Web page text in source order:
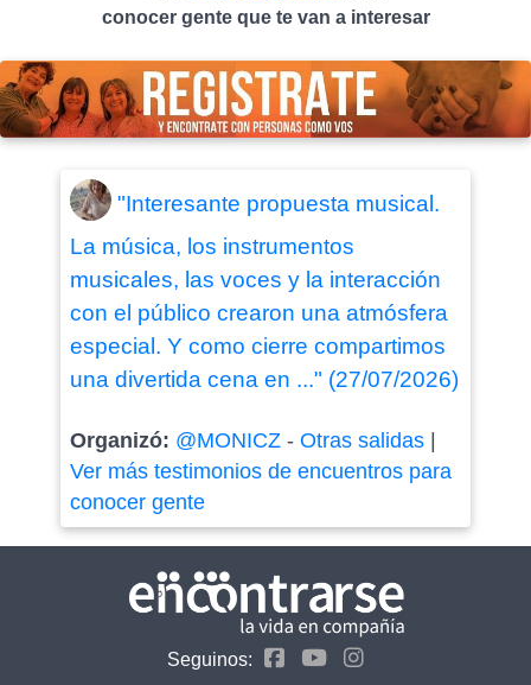
conocer gente que te van a interesar
"Interesante propuesta musical.
La música, los instrumentos
musicales, las voces y la interacción
con el público crearon una atmósfera
especial. Y como cierre compartimos
una divertida cena en ..." (27/07/2026)
Organizó: @MONICZ- Otras salidas|
Ver más testimonios de encuentros para
conocer gente
Seguinos: